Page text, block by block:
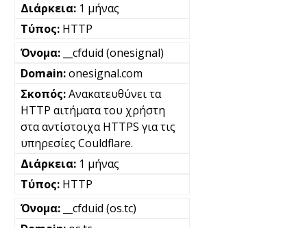
1 μήνας
HTTP
__cfduid (onesignal)
onesignal.com
Ανακατευθύνει τα
HTTP αιτήματα του χρήστη
στα αντίστοιχα HTTPS για τις
υπηρεσίες Couldflare.
1 μήνας
HTTP
__cfduid (os.tc)